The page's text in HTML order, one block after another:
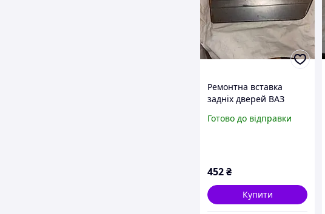
Ремонтна вставка
задніх дверей ВАЗ
Готово до відправки
452₴
Купити